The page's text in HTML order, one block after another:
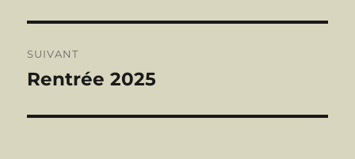
SUIVANT
Publication
Rentrée 2025